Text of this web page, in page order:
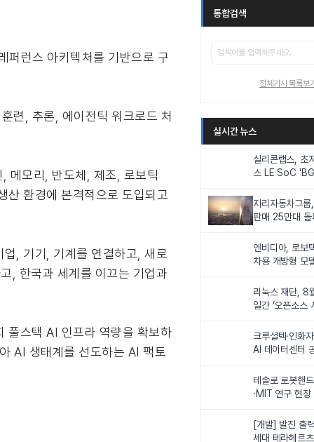
퍼런스 아키텍처를 기반으로 구
련, 추론, 에이전틱 워크로드 처
메모리, 반도체, 제조, 로보틱
산 환경에 본격적으로 도입되고
, 기기, 기계를 연결하고, 새로
, 한국과 세계를 이끄는 기업과
풀스택 AI 인프라 역량을 확보하
AI 생태계를 선도하는 AI 팩토
통합검색
전체기사 목록보
실시간 뉴스
실리콘랩스, 초
스 LE SoC
지리자동차그
판매 25만대 돌
엔비디아, 로보
차용 개방형 모
리눅스 재단, 8
일간 ‘오픈소스
크루셜텍·인화
AI 데이터센터
테솔로 로봇핸
·MIT 연구 현
화
[개발] 발진 출
세대 테라헤르